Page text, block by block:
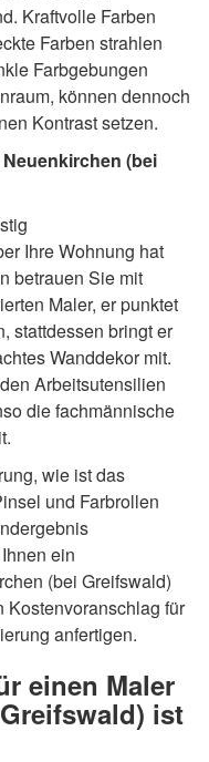
Kraftvolle Farben
Farben strahlen
Farbgebungen
können dennoch
Kontrast setzen.
(bei
Ihre Wohnung hat
betrauen Sie mit
Maler, er punktet
stattdessen bringt er
Wanddekor mit.
Arbeitsutensilien
die fachmännische
wie ist das
und Farbrollen
ein
(bei Greifswald)
Kostenvoranschlag für
anfertigen.
einen Maler
ist